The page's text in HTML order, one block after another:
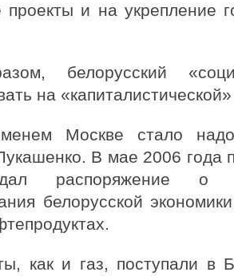
проекты и на укрепление
белорусский
на
Москве стало
В мае 2006 года
распоряжение о
белорусской
как и газ, поступали в